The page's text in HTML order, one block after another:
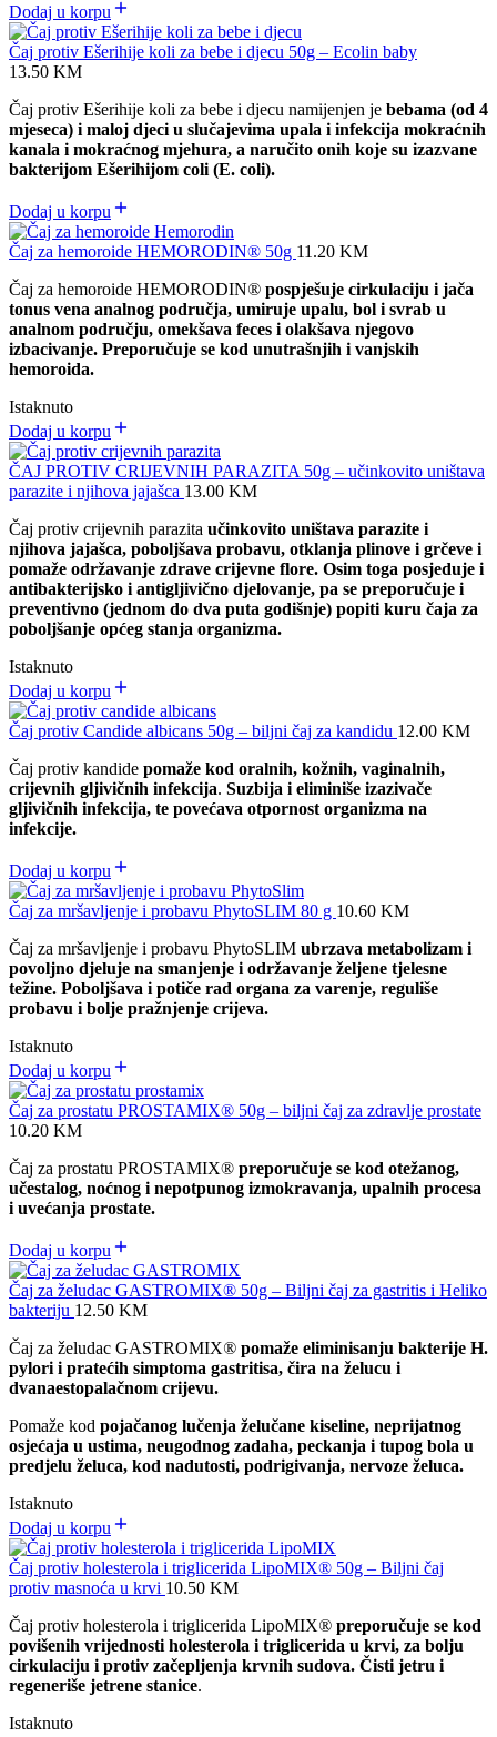
Dodaj u korpu
Čaj protiv Ešerihije koli za bebe i djecu 50g – Ecolin baby
13.50 KM
Čaj protiv Ešerihije koli za bebe i djecu namijenjen je bebama (od 4
mjeseca) i maloj djeci u slučajevima upala i infekcija mokraćnih
kanala i mokraćnog mjehura, a naručito onih koje su izazvane
bakterijom Ešerihijom coli (E. coli).
Dodaj u korpu
Čaj za hemoroide HEMORODIN® 50g 11.20 KM
Čaj za hemoroide HEMORODIN® pospješuje cirkulaciju i jača
tonus vena analnog područja, umiruje upalu, bol i svrab u
analnom području, omekšava feces i olakšava njegovo
izbacivanje. Preporučuje se kod unutrašnjih i vanjskih
hemoroida.
Istaknuto
Dodaj u korpu
ČAJ PROTIV CRIJEVNIH PARAZITA 50g – učinkovito uništava
parazite i njihova jajašca 13.00 KM
Čaj protiv crijevnih parazita učinkovito uništava parazite i
njihova jajašca, poboljšava probavu, otklanja plinove i grčeve i
pomaže održavanje zdrave crijevne flore. Osim toga posjeduje i
antibakterijsko i antigljivično djelovanje, pa se preporučuje i
preventivno (jednom do dva puta godišnje) popiti kuru čaja za
poboljšanje općeg stanja organizma.
Istaknuto
Dodaj u korpu
Čaj protiv Candide albicans 50g – biljni čaj za kandidu 12.00 KM
Čaj protiv kandide pomaže kod oralnih, kožnih, vaginalnih,
crijevnih gljivičnih infekcija. Suzbija i eliminiše izazivače
gljivičnih infekcija, te povećava otpornost organizma na
infekcije.
Dodaj u korpu
Čaj za mršavljenje i probavu PhytoSLIM 80 g 10.60 KM
Čaj za mršavljenje i probavu PhytoSLIM ubrzava metabolizam i
povoljno djeluje na smanjenje i održavanje željene tjelesne
težine. Poboljšava i potiče rad organa za varenje, reguliše
probavu i bolje pražnjenje crijeva.
Istaknuto
Dodaj u korpu
Čaj za prostatu PROSTAMIX® 50g – biljni čaj za zdravlje prostate
10.20 KM
Čaj za prostatu PROSTAMIX® preporučuje se kod otežanog,
učestalog, noćnog i nepotpunog izmokravanja, upalnih procesa
i uvećanja prostate.
Dodaj u korpu
Čaj za želudac GASTROMIX® 50g – Biljni čaj za gastritis i Heliko
bakteriju 12.50 KM
Čaj za želudac GASTROMIX® pomaže eliminisanju bakterije H.
pylori i pratećih simptoma gastritisa, čira na želucu i
dvanaestopalačnom crijevu.
Pomaže kod pojačanog lučenja želučane kiseline, neprijatnog
osjećaja u ustima, neugodnog zadaha, peckanja i tupog bola u
predjelu želuca, kod nadutosti, podrigivanja, nervoze želuca.
Istaknuto
Dodaj u korpu
Čaj protiv holesterola i triglicerida LipoMIX® 50g – Biljni čaj
protiv masnoća u krvi 10.50 KM
Čaj protiv holesterola i triglicerida LipoMIX® preporučuje se kod
povišenih vrijednosti holesterola i triglicerida u krvi, za bolju
cirkulaciju i protiv začepljenja krvnih sudova. Čisti jetru i
regeneriše jetrene stanice.
Istaknuto